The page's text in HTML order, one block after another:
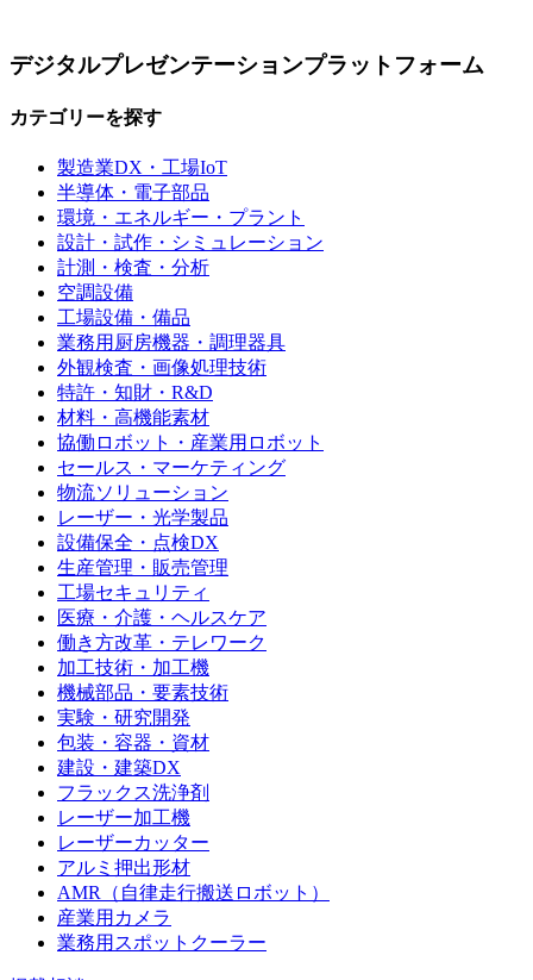
デジタルプレゼンテーションプラットフォーム
カテゴリーを探す
製造業DX・工場IoT
半導体・電子部品
環境・エネルギー・プラント
設計・試作・シミュレーション
計測・検査・分析
空調設備
工場設備・備品
業務用厨房機器・調理器具
外観検査・画像処理技術
特許・知財・R&D
材料・高機能素材
協働ロボット・産業用ロボット
セールス・マーケティング
物流ソリューション
レーザー・光学製品
設備保全・点検DX
生産管理・販売管理
工場セキュリティ
医療・介護・ヘルスケア
働き方改革・テレワーク
加工技術・加工機
機械部品・要素技術
実験・研究開発
包装・容器・資材
建設・建築DX
フラックス洗浄剤
レーザー加工機
レーザーカッター
アルミ押出形材
AMR（自律走行搬送ロボット）
産業用カメラ
業務用スポットクーラー